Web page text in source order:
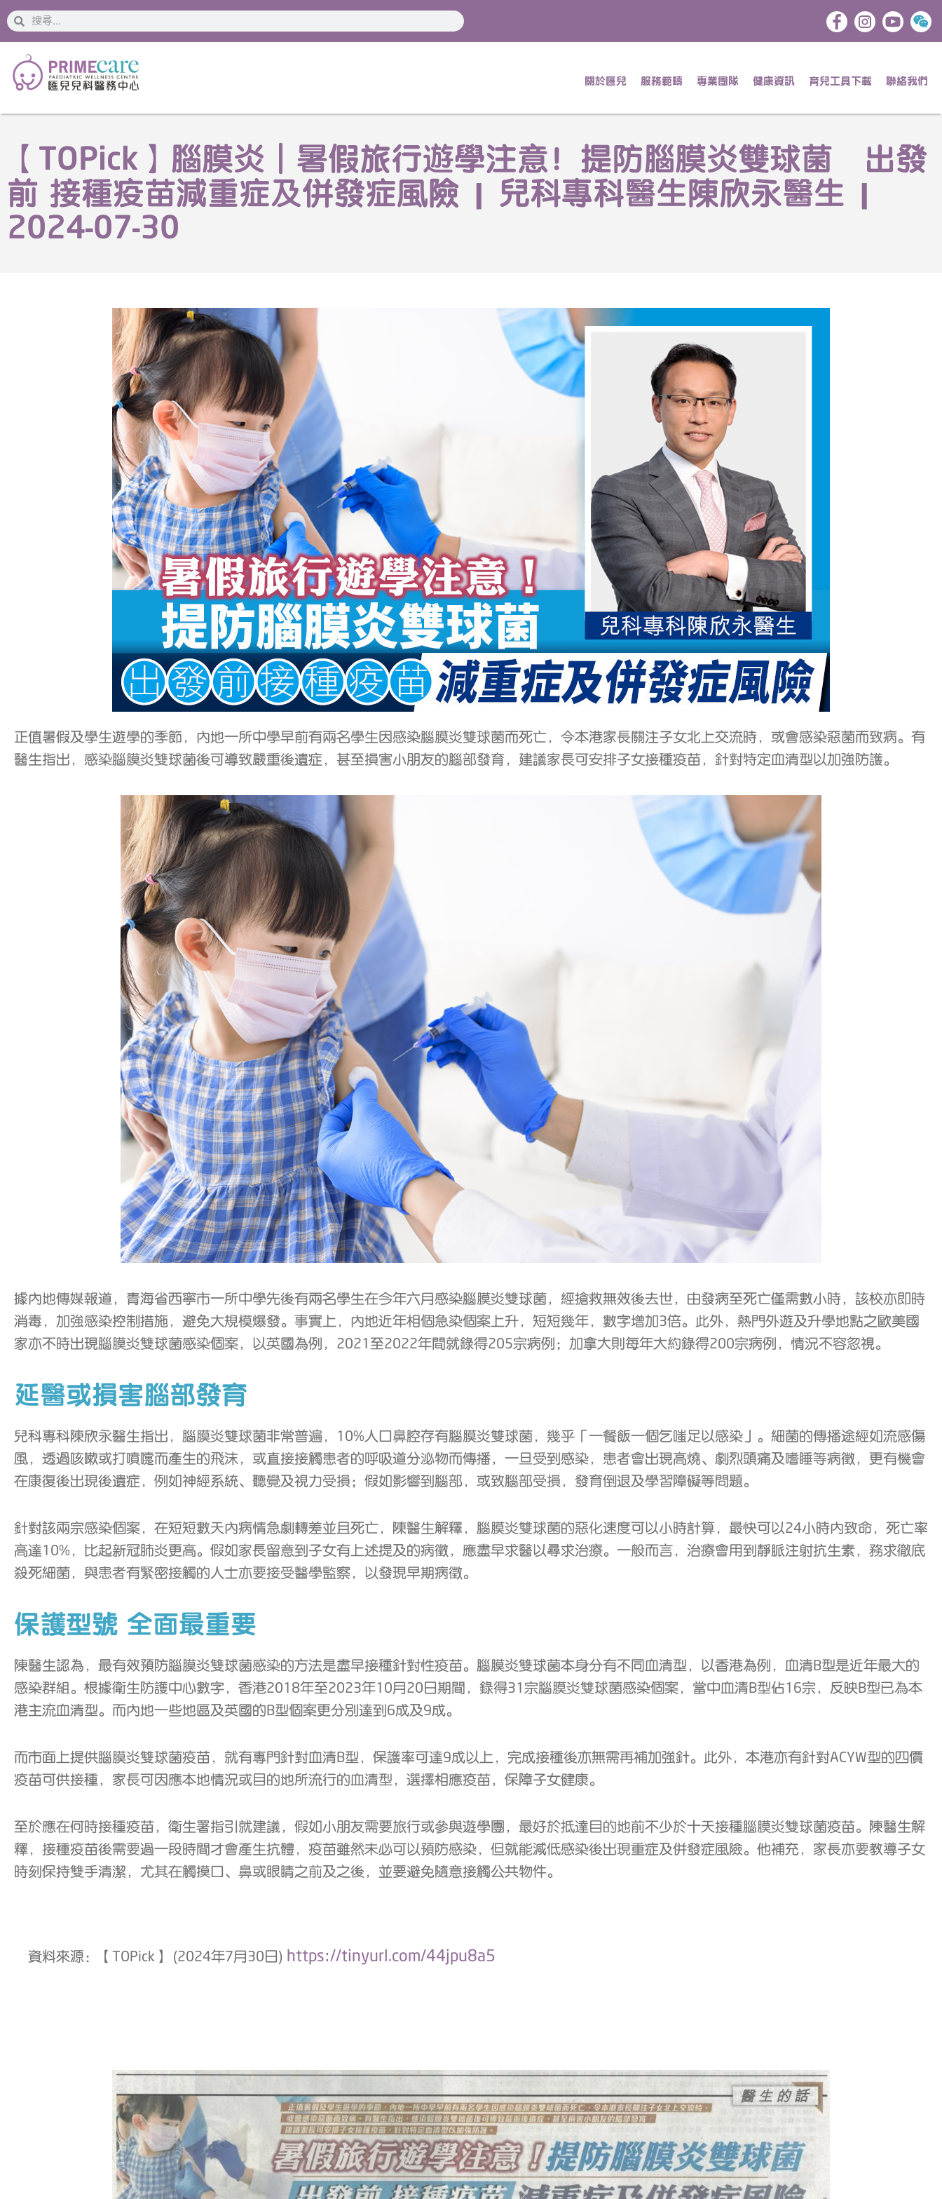
搜
索
搜
索
關於匯兒 服務範疇 專業團隊 健康資訊 育兒工具下載 聯絡我們
【TOPick】腦膜炎︱暑假旅行遊學注意！提防腦膜炎雙球菌 出發
前 接種疫苗減重症及併發症風險 | 兒科專科醫生陳欣永醫生 |
2024-07-30
正值暑假及學生遊學的季節，內地一所中學早前有兩名學生因感染腦膜炎雙球菌而死亡，令本港家長關注子女北上交流時，或會感染惡菌而致病。有
醫生指出，感染腦膜炎雙球菌後可導致嚴重後遺症，甚至損害小朋友的腦部發育，建議家長可安排子女接種疫苗，針對特定血清型以加強防護。
據內地傳媒報道，青海省西寧市一所中學先後有兩名學生在今年六月感染腦膜炎雙球菌，經搶救無效後去世，由發病至死亡僅需數小時，該校亦即時
消毒，加強感染控制措施，避免大規模爆發。事實上，內地近年相個急染個案上升，短短幾年，數字增加3倍。此外，熱門外遊及升學地點之歐美國
家亦不時出現腦膜炎雙球菌感染個案，以英國為例，2021至2022年間就錄得205宗病例；加拿大則每年大約錄得200宗病例，情況不容忽視。
延醫或損害腦部發育
兒科專科陳欣永醫生指出，腦膜炎雙球菌非常普遍，10%人口鼻腔存有腦膜炎雙球菌，幾乎「一餐飯一個乞嗤足以感染」。細菌的傳播途經如流感傷
風，透過咳嗽或打噴嚏而產生的飛沫，或直接接觸患者的呼吸道分泌物而傳播，一旦受到感染，患者會出現高燒、劇烈頭痛及嗜睡等病徵，更有機會
在康復後出現後遺症，例如神經系統、聽覺及視力受損；假如影響到腦部，或致腦部受損，發育倒退及學習障礙等問題。
針對該兩宗感染個案，在短短數天內病情急劇轉差並且死亡，陳醫生解釋，腦膜炎雙球菌的惡化速度可以小時計算，最快可以24小時內致命，死亡率
高達10%，比起新冠肺炎更高。假如家長留意到子女有上述提及的病徵，應盡早求醫以尋求治療。一般而言，治療會用到靜脈注射抗生素，務求徹底
殺死細菌，與患者有緊密接觸的人士亦要接受醫學監察，以發現早期病徵。
保護型號 全面最重要
陳醫生認為，最有效預防腦膜炎雙球菌感染的方法是盡早接種針對性疫苗。腦膜炎雙球菌本身分有不同血清型，以香港為例，血清B型是近年最大的
感染群組。根據衛生防護中心數字，香港2018年至2023年10月20日期間，錄得31宗腦膜炎雙球菌感染個案，當中血清B型佔16宗，反映B型已為本
港主流血清型。而內地一些地區及英國的B型個案更分別達到6成及9成。
而市面上提供腦膜炎雙球菌疫苗，就有專門針對血清B型，保護率可達9成以上，完成接種後亦無需再補加強針。此外，本港亦有針對ACYW型的四價
疫苗可供接種，家長可因應本地情況或目的地所流行的血清型，選擇相應疫苗，保障子女健康。
至於應在何時接種疫苗，衛生署指引就建議，假如小朋友需要旅行或參與遊學團，最好於抵達目的地前不少於十天接種腦膜炎雙球菌疫苗。陳醫生解
釋，接種疫苗後需要過一段時間才會產生抗體，疫苗雖然未必可以預防感染，但就能減低感染後出現重症及併發症風險。他補充，家長亦要教導子女
時刻保持雙手清潔，尤其在觸摸口、鼻或眼睛之前及之後，並要避免隨意接觸公共物件。
資料來源：【TOPick】 (2024年7月30日) https://tinyurl.com/44jpu8a5